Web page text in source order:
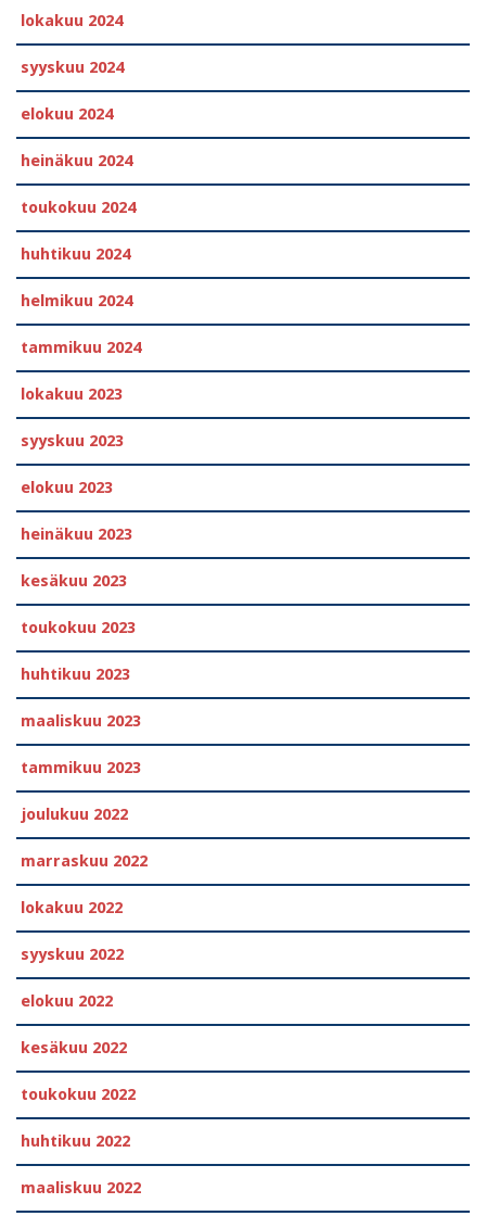
lokakuu 2024
syyskuu 2024
elokuu 2024
heinäkuu 2024
toukokuu 2024
huhtikuu 2024
helmikuu 2024
tammikuu 2024
lokakuu 2023
syyskuu 2023
elokuu 2023
heinäkuu 2023
kesäkuu 2023
toukokuu 2023
huhtikuu 2023
maaliskuu 2023
tammikuu 2023
joulukuu 2022
marraskuu 2022
lokakuu 2022
syyskuu 2022
elokuu 2022
kesäkuu 2022
toukokuu 2022
huhtikuu 2022
maaliskuu 2022